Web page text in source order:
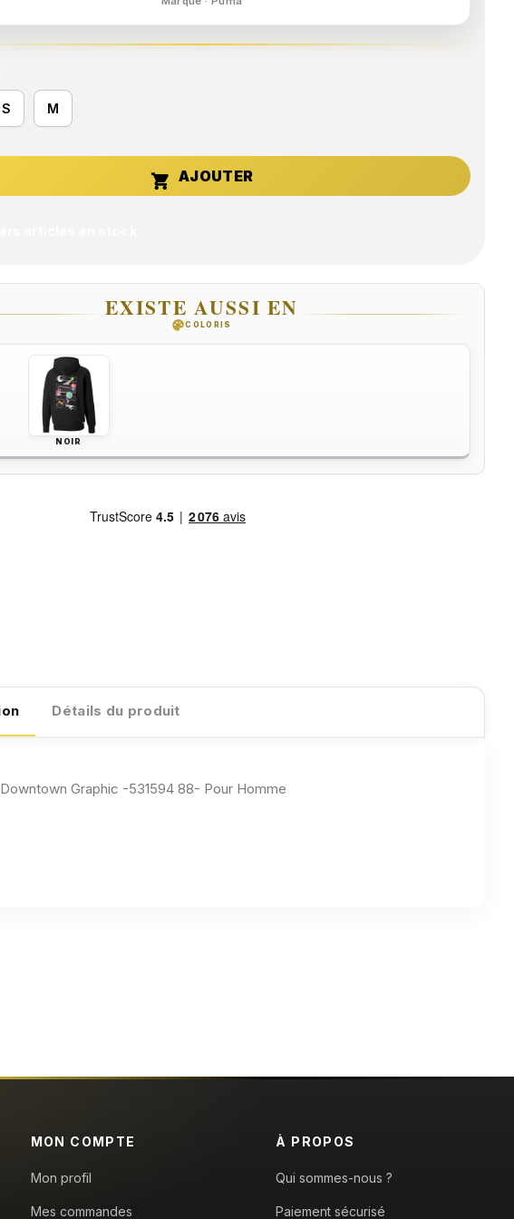
S M

EXISTE AUSSI EN
paletteCOLORIS
NOIR
Détails du produit
Graphic -531594 88- Pour Homme
MON COMPTE
Mon profil
Mes commandes
À PROPOS
Qui sommes-nous ?
Paiement sécurisé